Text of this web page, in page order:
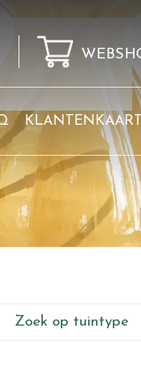
Zoek op tuintype